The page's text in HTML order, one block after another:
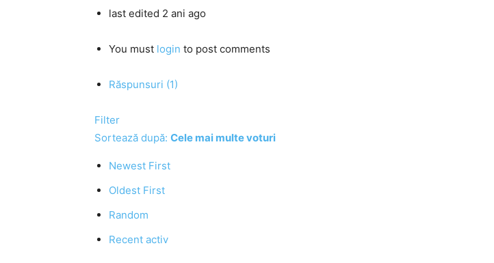
last edited 2 ani ago
You must login to post comments
Răspunsuri (1)
Filter
Sortează după: Cele mai multe voturi
Newest First
Oldest First
Random
Recent activ